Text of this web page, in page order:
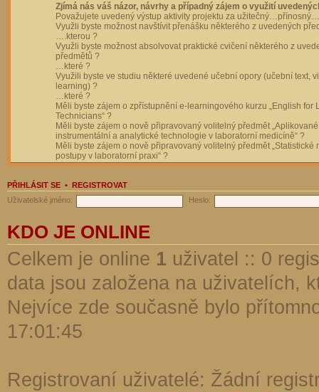
Zjímá nás váš názor, návrhy a případný zájem o využití
Považujete uvedený výstup aktivity projektu za
Využli byste možnost navštívit přenášku některého z uvedených
….kterou ?
Využli byste možnost absolvovat praktické cvičení některého z
předmětů ?
…které ?
Využili byste ve studiu některé uvedené učební opory (učební text,
learning) ?
…které ?
Měli byste zájem o zpřístupnění e-learningového kurzu „English for
Technicians“ ?
Měli byste zájem o nově připravovaný volitelný předmět „Aplikované
instrumentální a analytické technologie v laboratorní medicíně“ ?
Měli byste zájem o nově připravovaný volitelný předmět „Statistické
postupy v laboratorní praxi“ ?
PŘIHLÁSIT SE • REGISTROVAT
Uživatelské jméno:
Heslo:
KDO JE ONLINE
Celkem je online 1 uživatel :: 0
data jsou založena na uživatelích,
Nejvíce zde současně bylo
17:01:45
Registrovaní uživatelé: Žádní